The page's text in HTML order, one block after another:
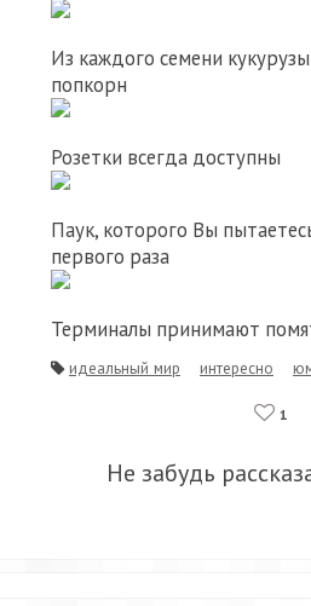
Из каждого семени кукурузы
попкорн
Розетки всегда доступны
Паук, которого Вы
первого раза
Терминалы принимают
идеальный мир интересно
1
Не забудь